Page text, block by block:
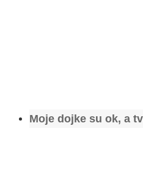
Moje dojke su ok, a